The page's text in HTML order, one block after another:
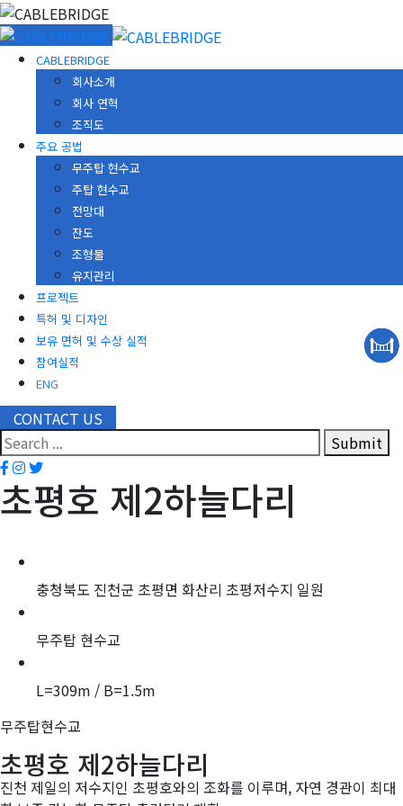
CABLEBRIDGE
회사소개
회사 연혁
조직도
주요 공법
무주탑 현수교
주탑 현수교
전망대
잔도
조형물
유지관리
프로젝트
특허 및 디자인
보유 면허 및 수상 실적
참여실적
ENG
CONTACT US
Submit
초평호 제2하늘다리
충청북도 진천군 초평면 화산리 초평저수지 일원
무주탑 현수교
L=309m / B=1.5m
무주탑현수교
초평호 제2하늘다리
진천 제일의 저수지인 초평호와의 조화를 이루며, 자연 경관이 최대